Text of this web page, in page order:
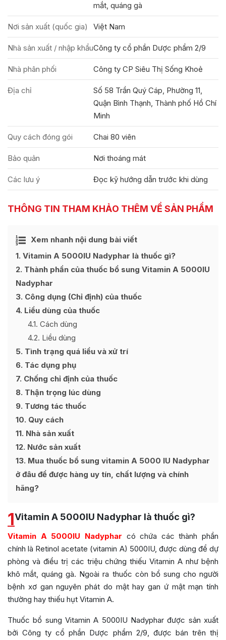
mắt, quáng gà
Nơi sản xuất (quốc gia) Việt Nam
Nhà sản xuất / nhập khẩuCông ty cổ phần Dược phẩm 2/9
Nhà phân phối Công ty CP Siêu Thị Sống Khoẻ
Địa chỉ
Số 58 Trần Quý Cáp, Phường 11,
Quận Bình Thạnh, Thành phố Hồ Chí
Minh
Quy cách đóng gói Chai 80 viên
Bảo quản Nơi thoáng mát
Các lưu ý Đọc kỹ hướng dẫn trước khi dùng
THÔNG TIN THAM KHẢO THÊM VỀ SẢN PHẨM
Xem nhanh nội dung bài viết
Ẩn
1 Vitamin A 5000IU Nadyphar là thuốc gì?
2 Thành phần của thuốc bổ sung Vitamin A 5000IU
Nadyphar
3 Công dụng (Chỉ định) của thuốc
4 Liều dùng của thuốc
4.1 Cách dùng
4.2 Liều dùng
5 Tình trạng quá liều và xử trí
6 Tác dụng phụ
7 Chống chỉ định của thuốc
8 Thận trọng lúc dùng
9 Tương tác thuốc
10 Quy cách
11 Nhà sản xuất
12 Nước sản xuất
13 Mua thuốc bổ sung vitamin A 5000 IU Nadyphar
ở đâu để được hàng uy tín, chất lượng và chính
hãng?
1Vitamin A 5000IU Nadyphar là thuốc gì?
Vitamin A 5000IU Nadyphar có chứa các thành phần
chính là Retinol acetate (vitamin A) 5000IU, được dùng để dự
phòng và điều trị các triệu chứng thiếu Vitamin A như bệnh
khô mắt, quáng gà. Ngoài ra thuốc còn bổ sung cho người
bệnh xơ gan nguyên phát do mật hay gan ứ mật mạn tính
thường hay thiếu hụt Vitamin A.
Thuốc bổ sung Vitamin A 5000IU Nadyphar được sản xuất
bởiCông ty cổ phần Dược phẩm 2/9, được bán trên thị